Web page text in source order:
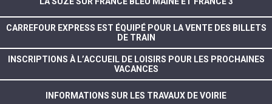
CARREFOUR EXPRESS EST ÉQUIPÉ POUR LA VENTE DES BILLETS
DE TRAIN
INSCRIPTIONS À L’ACCUEIL DE LOISIRS POUR LES PROCHAINES
VACANCES
INFORMATIONS SUR LES TRAVAUX DE VOIRIE